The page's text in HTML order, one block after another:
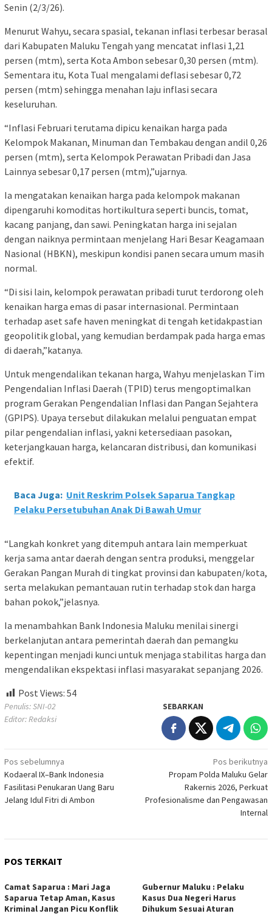
Senin (2/3/26).
Menurut Wahyu, secara spasial, tekanan inflasi terbesar berasal
dari Kabupaten Maluku Tengah yang mencatat inflasi 1,21
persen (mtm), serta Kota Ambon sebesar 0,30 persen (mtm).
Sementara itu, Kota Tual mengalami deflasi sebesar 0,72
persen (mtm) sehingga menahan laju inflasi secara
keseluruhan.
“Inflasi Februari terutama dipicu kenaikan harga pada
Kelompok Makanan, Minuman dan Tembakau dengan andil 0,26
persen (mtm), serta Kelompok Perawatan Pribadi dan Jasa
Lainnya sebesar 0,17 persen (mtm),”ujarnya.
Ia mengatakan kenaikan harga pada kelompok makanan
dipengaruhi komoditas hortikultura seperti buncis, tomat,
kacang panjang, dan sawi. Peningkatan harga ini sejalan
dengan naiknya permintaan menjelang Hari Besar Keagamaan
Nasional (HBKN), meskipun kondisi panen secara umum masih
normal.
“Di sisi lain, kelompok perawatan pribadi turut terdorong oleh
kenaikan harga emas di pasar internasional. Permintaan
terhadap aset safe haven meningkat di tengah ketidakpastian
geopolitik global, yang kemudian berdampak pada harga emas
di daerah,”katanya.
Untuk mengendalikan tekanan harga, Wahyu menjelaskan Tim
Pengendalian Inflasi Daerah (TPID) terus mengoptimalkan
program Gerakan Pengendalian Inflasi dan Pangan Sejahtera
(GPIPS). Upaya tersebut dilakukan melalui penguatan empat
pilar pengendalian inflasi, yakni ketersediaan pasokan,
keterjangkauan harga, kelancaran distribusi, dan komunikasi
efektif.
Baca Juga: Unit Reskrim Polsek Saparua Tangkap
Pelaku Persetubuhan Anak Di Bawah Umur
“Langkah konkret yang ditempuh antara lain memperkuat
kerja sama antar daerah dengan sentra produksi, menggelar
Gerakan Pangan Murah di tingkat provinsi dan kabupaten/kota,
serta melakukan pemantauan rutin terhadap stok dan harga
bahan pokok,”jelasnya.
Ia menambahkan Bank Indonesia Maluku menilai sinergi
berkelanjutan antara pemerintah daerah dan pemangku
kepentingan menjadi kunci untuk menjaga stabilitas harga dan
mengendalikan ekspektasi inflasi masyarakat sepanjang 2026.
Post Views: 54
Penulis: SNI-02
Editor: Redaksi
SEBARKAN
Navigasi
pos
Pos sebelumnya
Kodaeral IX–Bank Indonesia
Fasilitasi Penukaran Uang Baru
Jelang Idul Fitri di Ambon
Pos berikutnya
Propam Polda Maluku Gelar
Rakernis 2026, Perkuat
Profesionalisme dan Pengawasan
Internal
POS TERKAIT
Camat Saparua : Mari Jaga
Saparua Tetap Aman, Kasus
Kriminal Jangan Picu Konflik
Gubernur Maluku : Pelaku
Kasus Dua Negeri Harus
Dihukum Sesuai Aturan